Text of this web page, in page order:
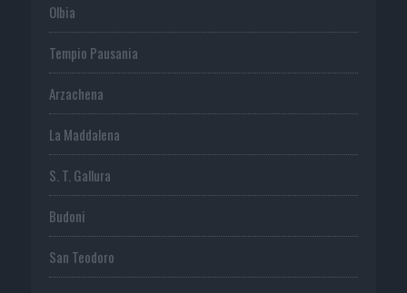
Olbia
Tempio Pausania
Arzachena
La Maddalena
S. T. Gallura
Budoni
San Teodoro